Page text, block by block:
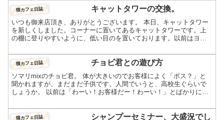
猫カフェ日誌 キャットタワーの交換。
いつも御来店頂き、ありがとうございます。 本日、キャットタワー
を新しくしました。コーナーに置いてあるキャットタワーです。上
の棚に登りやすいように、低い目のを置いております。以前はヨシ
猫カフェ日誌 チョビ君との遊び方
ソマリmixのチョビ君。 体が大きいのでお客様によく「ボス？」と
聞かれますが、まだまだ子供です。人間でいうと、高校生ぐらいで
しょうか。 以前は「わーい！お客様だー！わーい！」とばかりに駆
猫カフェ日誌
シャンプーセミナー、大盛況でし